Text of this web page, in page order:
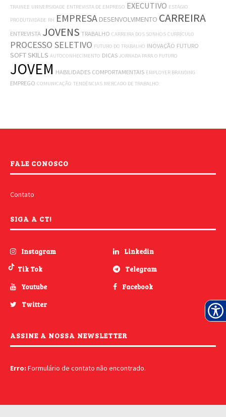
TRAINEE UNIVERSIDADE ENTREVISTA DE EMPREGO EXECUTIVO ESTÁGIO
PRODUTIVIDADE RH EMPRESA DESENVOLVIMENTO CARREIRA
ENTREVISTA JOVENS TRABALHO CARREIRA DOS SONHOS CURRÍCULO
PROCESSO SELETIVO FUTURO DO TRABALHO INOVAÇÃO FUTURO
SOFT SKILLS AUTOCONHECIMENTO DICAS JORNADA PARA O FUTURO
JOVEM HABILIDADES COMPORTAMENTAIS EMPLOYER BRANDING
EMPREGO COMUNICAÇÃO TENDÊNCIAS MERCADO DE TRABALHO
FALE CONOSCO
Contato
SIGA A CT!
Instagram
Linkedin
Tik Tok
Telegram
Youtube
Facebook
Twitter
ASSINE A NOSSA NEWSLETTER
Erro: Formulário de contato não encontrado.